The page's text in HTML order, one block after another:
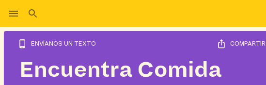
ENVÍANOS UN TEXTO COMPARTIR
Encuentra Comida